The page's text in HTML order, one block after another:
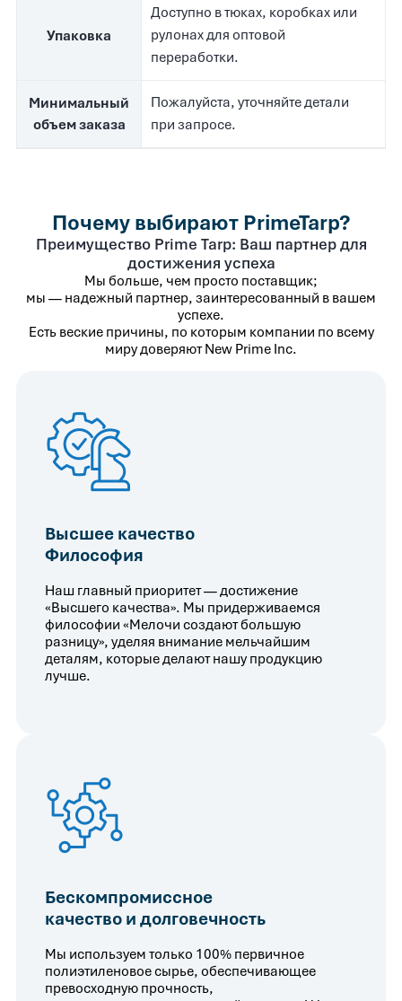
Упаковка
Доступно в тюках, коробках или
рулонах для оптовой
переработки.
Минимальный
объем заказа
Пожалуйста, уточняйте детали
при запросе.
Почему выбирают PrimeTarp?
Преимущество Prime Tarp: Ваш партнер для
достижения успеха
Мы больше, чем просто поставщик;
мы — надежный партнер, заинтересованный в вашем
успехе.
Есть веские причины, по которым компании по всему
миру доверяют New Prime Inc.
Высшее качество
Философия
Наш главный приоритет — достижение
«Высшего качества». Мы придерживаемся
философии «Мелочи создают большую
разницу», уделяя внимание мельчайшим
деталям, которые делают нашу продукцию
лучше.
Бескомпромиссное
качество и долговечность
Мы используем только 100% первичное
полиэтиленовое сырье, обеспечивающее
превосходную прочность,